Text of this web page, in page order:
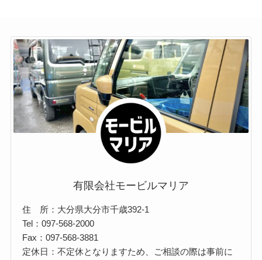
有限会社モービルマリア
住 所：大分県大分市千歳392-1
Tel：097-568-2000
Fax：097-568-3881
定休日：不定休となりますため、ご相談の際は事前に